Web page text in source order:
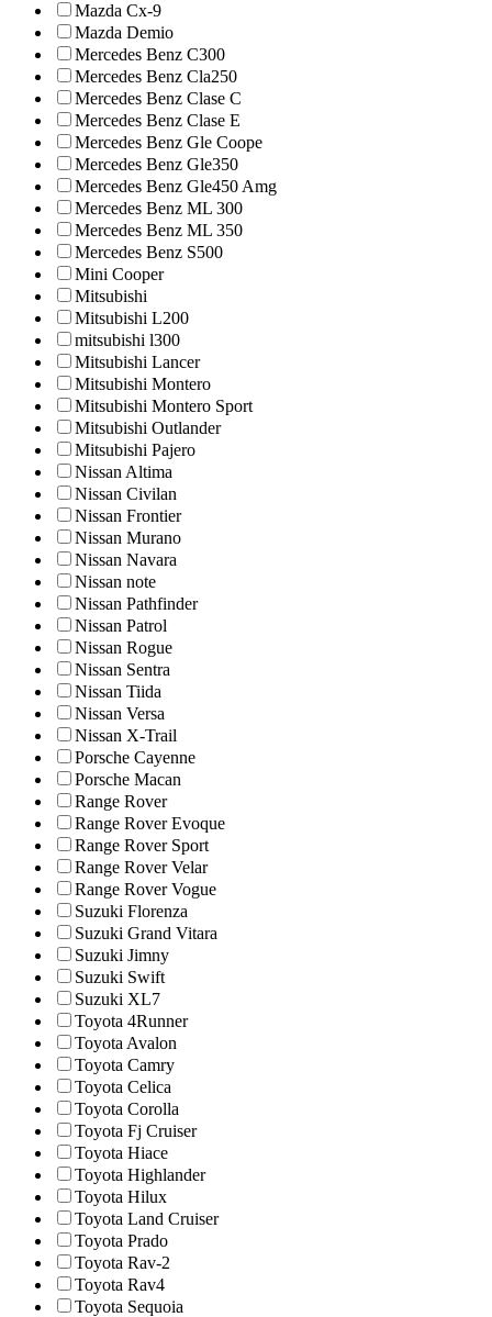
Mazda Cx-9
Mazda Demio
Mercedes Benz C300
Mercedes Benz Cla250
Mercedes Benz Clase C
Mercedes Benz Clase E
Mercedes Benz Gle Coope
Mercedes Benz Gle350
Mercedes Benz Gle450 Amg
Mercedes Benz ML 300
Mercedes Benz ML 350
Mercedes Benz S500
Mini Cooper
Mitsubishi
Mitsubishi L200
mitsubishi l300
Mitsubishi Lancer
Mitsubishi Montero
Mitsubishi Montero Sport
Mitsubishi Outlander
Mitsubishi Pajero
Nissan Altima
Nissan Civilan
Nissan Frontier
Nissan Murano
Nissan Navara
Nissan note
Nissan Pathfinder
Nissan Patrol
Nissan Rogue
Nissan Sentra
Nissan Tiida
Nissan Versa
Nissan X-Trail
Porsche Cayenne
Porsche Macan
Range Rover
Range Rover Evoque
Range Rover Sport
Range Rover Velar
Range Rover Vogue
Suzuki Florenza
Suzuki Grand Vitara
Suzuki Jimny
Suzuki Swift
Suzuki XL7
Toyota 4Runner
Toyota Avalon
Toyota Camry
Toyota Celica
Toyota Corolla
Toyota Fj Cruiser
Toyota Hiace
Toyota Highlander
Toyota Hilux
Toyota Land Cruiser
Toyota Prado
Toyota Rav-2
Toyota Rav4
Toyota Sequoia